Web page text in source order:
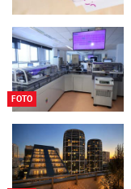
FOTO